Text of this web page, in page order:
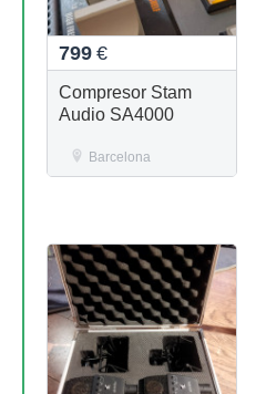
799 €
Compresor Stam
Audio SA4000
Barcelona